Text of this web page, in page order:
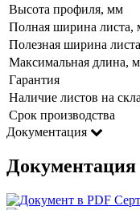
Высота профиля, мм
Полная ширина листа,
Полезная ширина
Максимальная длина, м
Гарантия
Наличие листов на
Срок производства
Документация
Документация